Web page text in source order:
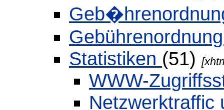
Statistiken (51)
WWW-
Netzwerktraffic